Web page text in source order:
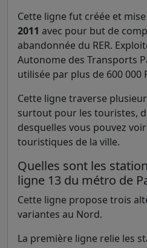
Cette ligne fut créée et
2011 avec pour but de
abandonnée du RER.
Autonome des Transports
utilisée par plus de 600 000
Cette ligne traverse
surtout pour les touristes,
desquelles vous pouvez
touristiques de la ville.
Quelles sont les
ligne 13 du métro de
Cette ligne propose trois
variantes au Nord.
La première ligne relie les